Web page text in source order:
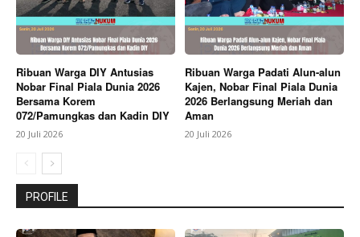
Ribuan Warga DIY Antusias
Nobar Final Piala Dunia 2026
Bersama Korem
072/Pamungkas dan Kadin DIY
20 Juli 2026
Ribuan Warga Padati Alun-alun
Kajen, Nobar Final Piala Dunia
2026 Berlangsung Meriah dan
Aman
20 Juli 2026
PROFILE